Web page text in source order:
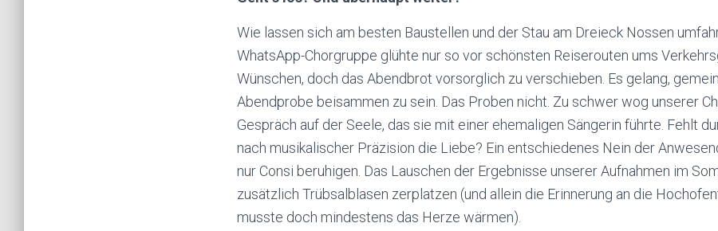
Wie lassen sich am besten Baustellen und der Stau am Dreieck Nossen
WhatsApp-Chorgruppe glühte nur so vor schönsten Reiserouten ums
Wünschen, doch das Abendbrot vorsorglich zu verschieben. Es gelang,
Abendprobe beisammen zu sein. Das Proben nicht. Zu schwer wog unserer
Gespräch auf der Seele, das sie mit einer ehemaligen Sängerin führte. Fehlt
nach musikalischer Präzision die Liebe? Ein entschiedenes Nein der
nur Consi beruhigen. Das Lauschen der Ergebnisse unserer Aufnahmen im
zusätzlich Trübsalblasen zerplatzen (und allein die Erinnerung an die
musste doch mindestens das Herze wärmen).